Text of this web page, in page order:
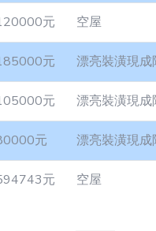
元 空屋
元 漂亮裝潢現成
元 漂亮裝潢現成
元 漂亮裝潢現成
元 空屋